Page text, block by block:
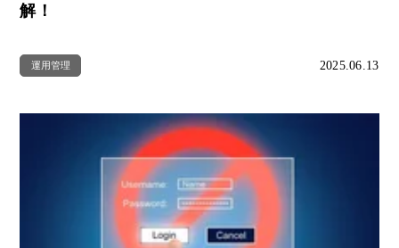
解！
運用管理 2025.06.13